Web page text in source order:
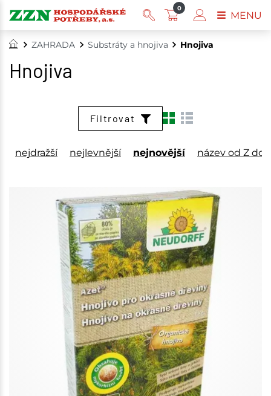
ZAHRADA Substráty a hnojiva Hnojiva
Hnojiva
Filtrovat
nejdražší nejlevnější nejnovější název od Z do
0
MENU